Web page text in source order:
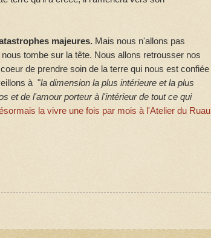
majeures. Mais nous n'allons pas
tombe sur la tête. Nous allons retrousser nos
de prendre soin de la terre qui nous est confiée
à "la dimension la plus intérieure et la plus
et de l'amour porteur à l'intérieur de tout ce qui
la vivre une fois par mois à l'Atelier du Ruau